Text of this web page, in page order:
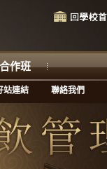
作班
站連結 聯絡我們